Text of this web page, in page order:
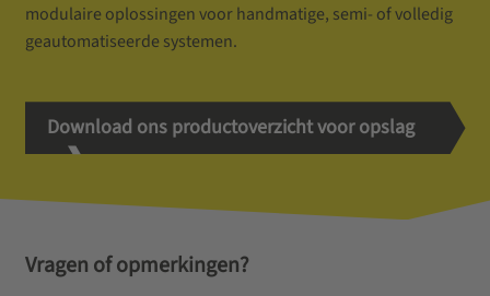
modulaire oplossingen voor handmatige, semi- of volledig
geautomatiseerde systemen.
Download ons productoverzicht voor opslag
Vragen of opmerkingen?